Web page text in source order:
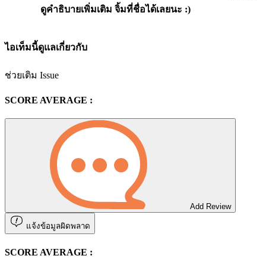
ดูคำธิบายเพิ่มเติม จิ้มที่ชื่อได้เลยนะ :)
ไอเท็มนี้ดูแลเกี่ยวกับ
ช่วยเติม Issue
SCORE AVERAGE :
Add Review
แจ้งข้อมูลผิดพลาด
SCORE AVERAGE :